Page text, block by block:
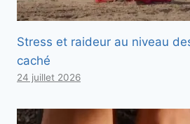
Stress et raideur au niveau
caché
24 juillet 2026